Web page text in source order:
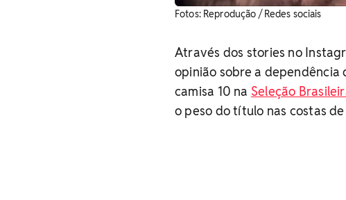
Fotos: Reprodução / Redes sociais
Através dos stories no
opinião sobre a dependência
camisa 10 na Seleção
o peso do título nas costas